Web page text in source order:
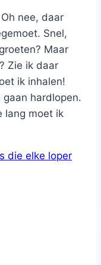
nee, daar
Snel,
Maar
Zie ik daar
ik inhalen!
hardlopen.
lang moet ik
die elke loper